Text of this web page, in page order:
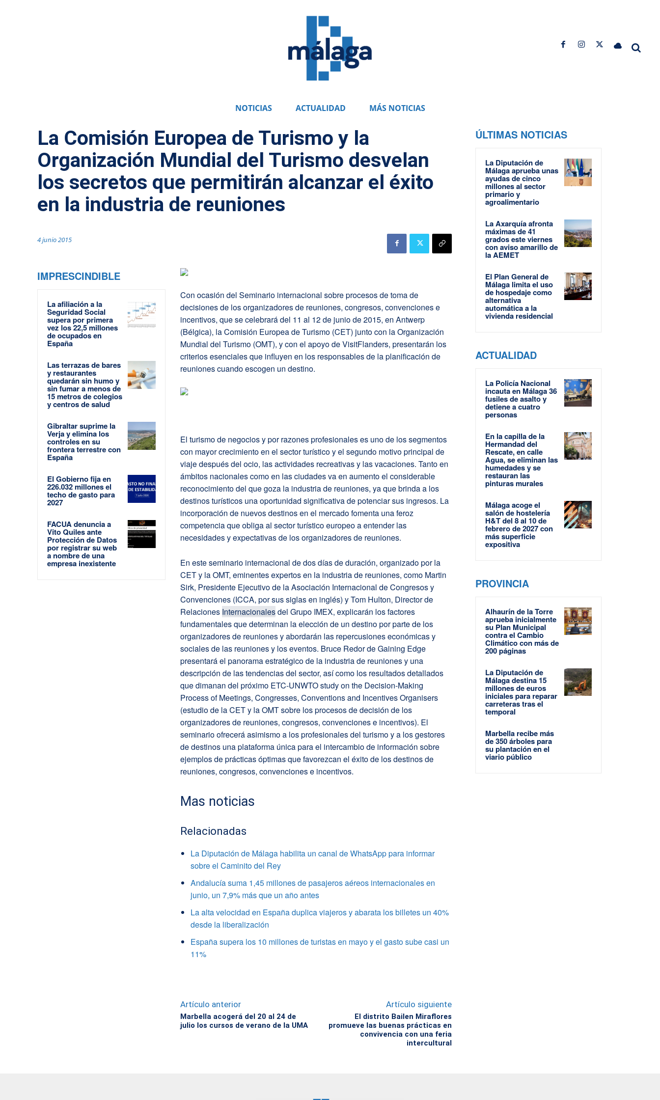
NOTICIAS ACTUALIDAD MÁS NOTICIAS
La Comisión Europea de Turismo y la
Organización Mundial del Turismo desvelan
los secretos que permitirán alcanzar el éxito
en la industria de reuniones
4 junio 2015
IMPRESCINDIBLE
La afiliación a la
Seguridad Social
supera por primera
vez los 22,5 millones
de ocupados en
España
Las terrazas de bares
y restaurantes
quedarán sin humo y
sin fumar a menos de
15 metros de colegios
y centros de salud
Gibraltar suprime la
Verja y elimina los
controles en su
frontera terrestre con
España
El Gobierno fija en
226.032 millones el
techo de gasto para
2027
FACUA denuncia a
Vito Quiles ante
Protección de Datos
por registrar su web
a nombre de una
empresa inexistente
Con ocasión del Seminario internacional sobre procesos de toma de
decisiones de los organizadores de reuniones, congresos, convenciones e
incentivos, que se celebrará del 11 al 12 de junio de 2015, en Antwerp
(Bélgica), la Comisión Europea de Turismo (CET) junto con la Organización
Mundial del Turismo (OMT), y con el apoyo de VisitFlanders, presentarán los
criterios esenciales que influyen en los responsables de la planificación de
reuniones cuando escogen un destino.
El turismo de negocios y por razones profesionales es uno de los segmentos
con mayor crecimiento en el sector turístico y el segundo motivo principal de
viaje después del ocio, las actividades recreativas y las vacaciones. Tanto en
ámbitos nacionales como en las ciudades va en aumento el considerable
reconocimiento del que goza la industria de reuniones, ya que brinda a los
destinos turísticos una oportunidad significativa de potenciar sus ingresos. La
incorporación de nuevos destinos en el mercado fomenta una feroz
competencia que obliga al sector turístico europeo a entender las
necesidades y expectativas de los organizadores de reuniones.
En este seminario internacional de dos días de duración, organizado por la
CET y la OMT, eminentes expertos en la industria de reuniones, como Martin
Sirk, Presidente Ejecutivo de la Asociación Internacional de Congresos y
Convenciones (ICCA, por sus siglas en inglés) y Tom Hulton, Director de
Relaciones Internacionalesdel Grupo IMEX, explicarán los factores
fundamentales que determinan la elección de un destino por parte de los
organizadores de reuniones y abordarán las repercusiones económicas y
sociales de las reuniones y los eventos. Bruce Redor de Gaining Edge
presentará el panorama estratégico de la industria de reuniones y una
descripción de las tendencias del sector, así como los resultados detallados
que dimanan del próximo ETC-UNWTO study on the Decision-Making
Process of Meetings, Congresses, Conventions and Incentives Organisers
(estudio de la CET y la OMT sobre los procesos de decisión de los
organizadores de reuniones, congresos, convenciones e incentivos). El
seminario ofrecerá asimismo a los profesionales del turismo y a los gestores
de destinos una plataforma única para el intercambio de información sobre
ejemplos de prácticas óptimas que favorezcan el éxito de los destinos de
reuniones, congresos, convenciones e incentivos.
Mas noticias
Relacionadas
La Diputación de Málaga habilita un canal de WhatsApp para informar
sobre el Caminito del Rey
Andalucía suma 1,45 millones de pasajeros aéreos internacionales en
junio, un 7,9% más que un año antes
La alta velocidad en España duplica viajeros y abarata los billetes un 40%
desde la liberalización
España supera los 10 millones de turistas en mayo y el gasto sube casi un
11%
Artículo anterior
Marbella acogerá del 20 al 24 de
julio los cursos de verano de la UMA
Artículo siguiente
El distrito Bailen Miraflores
promueve las buenas prácticas en
convivencia con una feria
intercultural
ÚLTIMAS NOTICIAS
La Diputación de
Málaga aprueba unas
ayudas de cinco
millones al sector
primario y
agroalimentario
La Axarquía afronta
máximas de 41
grados este viernes
con aviso amarillo de
la AEMET
El Plan General de
Málaga limita el uso
de hospedaje como
alternativa
automática a la
vivienda residencial
ACTUALIDAD
La Policía Nacional
incauta en Málaga 36
fusiles de asalto y
detiene a cuatro
personas
En la capilla de la
Hermandad del
Rescate, en calle
Agua, se eliminan las
humedades y se
restauran las
pinturas murales
Málaga acoge el
salón de hostelería
H&T del 8 al 10 de
febrero de 2027 con
más superficie
expositiva
PROVINCIA
Alhaurín de la Torre
aprueba inicialmente
su Plan Municipal
contra el Cambio
Climático con más de
200 páginas
La Diputación de
Málaga destina 15
millones de euros
iniciales para reparar
carreteras tras el
temporal
Marbella recibe más
de 350 árboles para
su plantación en el
viario público